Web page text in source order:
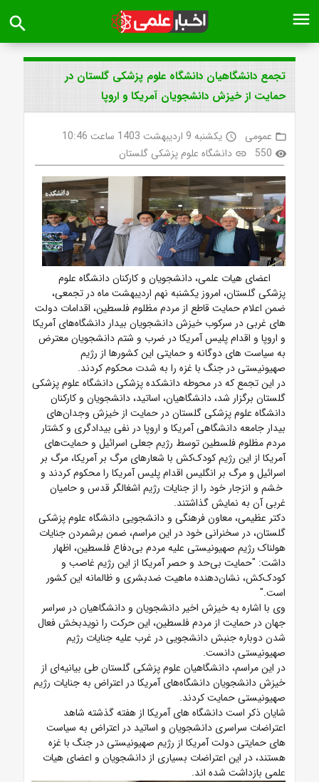
menu
search
تجمع دانشگاهیان دانشگاه علوم پزشکی گلستان در
حمایت از خیزش دانشجویان آمریکا و اروپا
folder_open عمومی access_time یکشنبه 9 اردیبهشت 1403 ساعت 10:46
visibility
550
link دانشگاه علوم پزشکی گلستان
اعضای هیات علمی، دانشجویان و کارکنان دانشگاه علوم
پزشکی گلستان، امروز یکشنبه نهم اردیبهشت ماه در تجمعی،
ضمن اعلام حمایت قاطع از مردم مظلوم فلسطین، اقدامات دولت
های غربی در سرکوب خیزش دانشجویان بیدار دانشگاه‌های آمریکا
و اروپا و اقدام پلیس آمریکا در ضرب و شتم دانشجویان معترض
به سیاست های دوگانه و حمایتی این کشورها از رژیم
صهیونیستی در جنگ با غزه را به شدت محکوم کردند.
در این تجمع که در محوطه دانشکده پزشکی دانشگاه علوم پزشکی
گلستان برگزار شد، دانشگاهیان، اساتید، دانشجویان و کارکنان
دانشگاه علوم پزشکی گلستان در حمایت از خیزش وجدان‌های
بیدار جامعه دانشگاهی آمریکا و اروپا در نفی بیدادگری و کشتار
مردم مظلوم فلسطین توسط رژیم جعلی اسرائیل و حمایت‌های
آمریکا از این رژیم کودک‌کش با شعارهای مرگ بر آمریکا، مرگ بر
اسرائیل و مرگ بر انگلیس اقدام پلیس آمریکا را محکوم کردند و
خشم و انزجار خود را از جنایات رژیم اشغالگر قدس و حامیان
غربی آن به نمایش گذاشتند.
دکتر عظیمی، معاون فرهنگی و دانشجویی دانشگاه علوم پزشکی
گلستان، در سخنرانی خود در این مراسم، ضمن برشمردن جنایات
هولناک رژیم صهیونیستی علیه مردم بی‌دفاع فلسطین، اظهار
داشت: "حمایت بی‌حد و حصر آمریکا از این رژیم غاصب و
کودک‌کش، نشان‌دهنده ماهیت ضدبشری و ظالمانه این کشور
است."
وی با اشاره به خیزش اخیر دانشجویان و دانشگاهیان در سراسر
جهان در حمایت از مردم فلسطین، این حرکت را نویدبخش فعال
شدن دوباره جنبش دانشجویی در غرب علیه جنایات رژیم
صهیونیستی دانست.
در این مراسم، دانشگاهیان علوم پزشکی گلستان طی بیانیه‌ای از
خیزش دانشجویان دانشگاه‌های آمریکا در اعتراض به جنایات رژیم
صهیونیستی حمایت کردند.
شایان ذکر است دانشگاه های آمریکا از هفته گذشته شاهد
اعتراضات سراسری دانشجویان و اساتید در اعتراض به سیاست
های حمایتی دولت آمریکا از رژیم صهیونیستی در جنگ با غزه
هستند، در این اعتراضات بسیاری از دانشجویان و اعضای هیات
علمی بازداشت شده اند.